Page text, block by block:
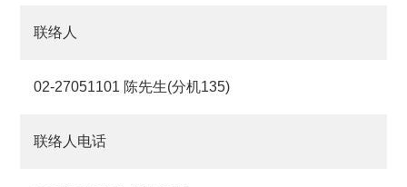
联络人
02-27051101 陈先生(分机135)
联络人电话